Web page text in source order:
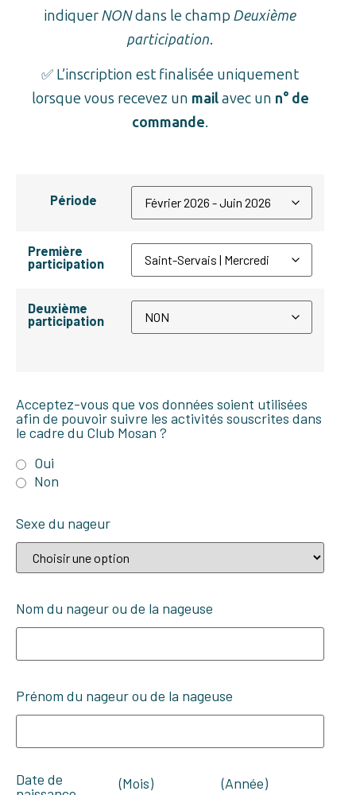
indiquerNONdans le champ Deuxième
participation.
✅ L’inscription est finalisée uniquement
lorsque vous recevez un mailavec un n° de
commande.
Période
Première
participation
Deuxième
participation
Acceptez-vous que vos données soient utilisées
afin de pouvoir suivre les activités souscrites dans
le cadre du Club Mosan ?
Oui
Non
Sexe du nageur
Nom du nageur ou de la nageuse
Prénom du nageur ou de la nageuse
Date de
(Mois) (Année)